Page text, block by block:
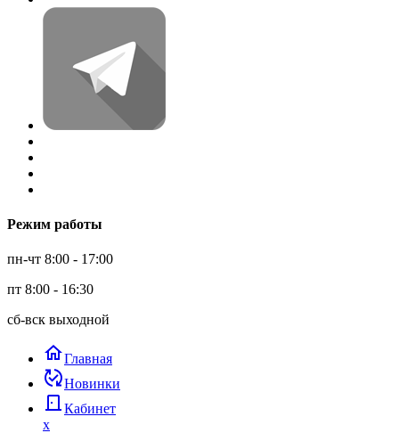
Режим работы
пн-чт 8:00 - 17:00
пт 8:00 - 16:30
сб-вск выходной
homeГлавная
published_with_changesНовинки
door_back Кабинет
x